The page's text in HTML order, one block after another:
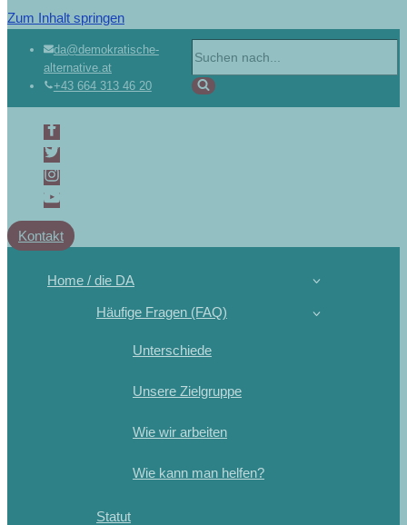
Zum Inhalt springen
da@demokratische-
alternative.at
+43 664 313 46 20
Kontakt
Home / die DA
Häufige Fragen (FAQ)
Unterschiede
Unsere Zielgruppe
Wie wir arbeiten
Wie kann man helfen?
Statut